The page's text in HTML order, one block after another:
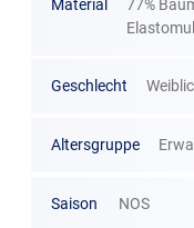
Material
77%
Geschlecht
Altersgruppe
Saison NOS